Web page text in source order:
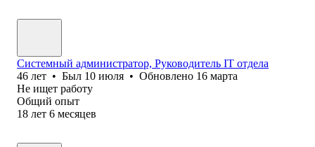
Системный администратор, Руководитель IT отдела
46 лет • Был 10 июля • Обновлено 16 марта
Не ищет работу
Общий опыт
18 лет 6 месяцев